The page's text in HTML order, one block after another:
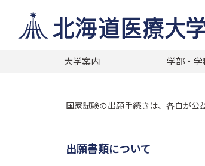
大学案内 学部・
国家試験の出願手続きは、各自が
出願書類について